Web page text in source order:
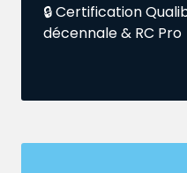
🔒 Certification
décennale & RC Pro